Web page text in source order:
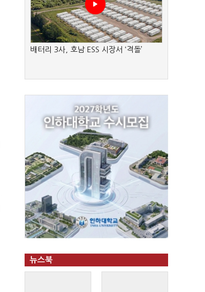
배터리 3사, 호남 ESS 시장서 ‘격돌’
뉴스북